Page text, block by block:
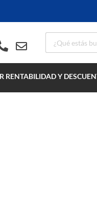
RENTABILIDAD Y